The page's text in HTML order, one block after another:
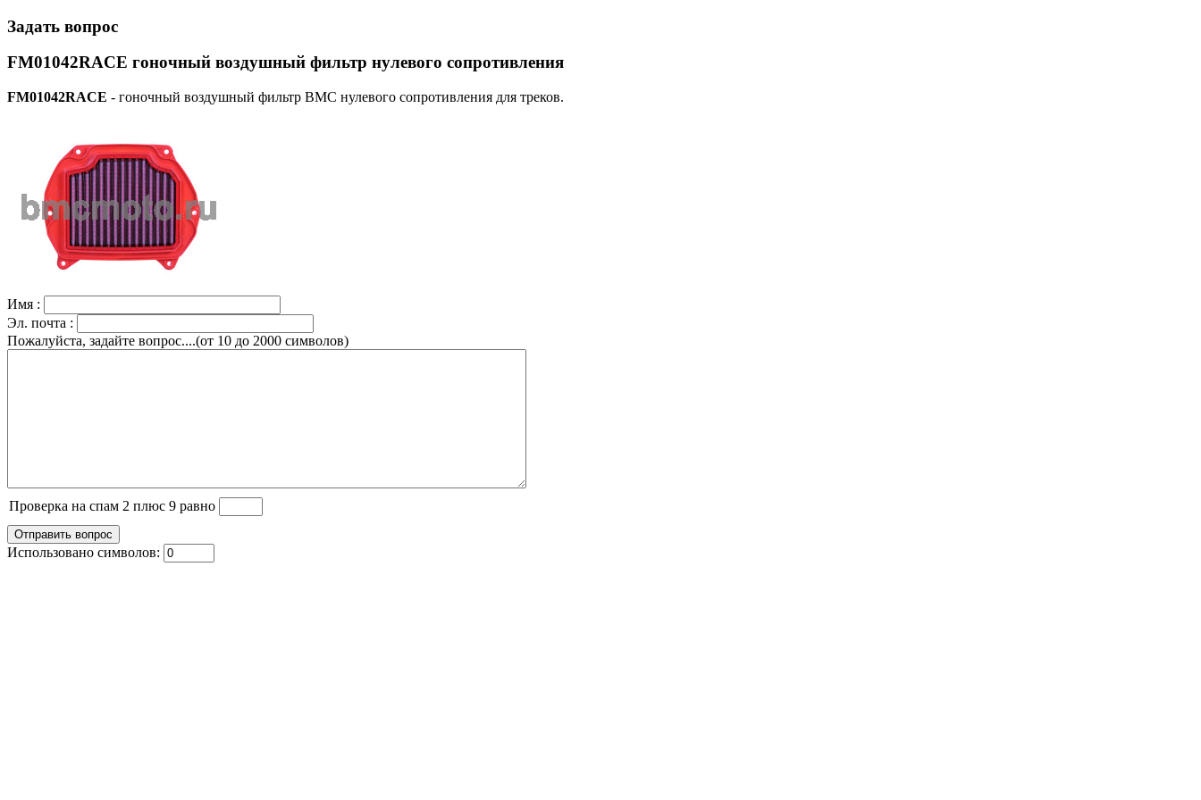
Задать вопрос
FM01042RACE гоночный воздушный фильтр нулевого сопротивления
FM01042RACE - гоночный воздушный фильтр BMC нулевого сопротивления для треков.
Имя :
Эл. почта :
Пожалуйста, задайте вопрос....(от 10 до 2000 символов)
Проверка на спам 2 плюс 9 равно
Использовано символов: